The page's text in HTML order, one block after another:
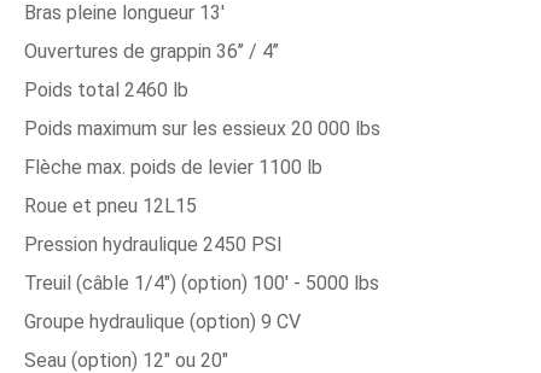
Bras pleine longueur 13'
Ouvertures de grappin 36’’ / 4’’
Poids total 2460 lb
Poids maximum sur les essieux 20 000 lbs
Flèche max. poids de levier 1100 lb
Roue et pneu 12L15
Pression hydraulique 2450 PSI
Treuil (câble 1/4") (option) 100' - 5000 lbs
Groupe hydraulique (option) 9 CV
Seau (option) 12" ou 20"